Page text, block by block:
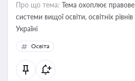
Про що тема: Тема охоплює
системи вищої освіти, освітніх рівнів
Україні
Освіта